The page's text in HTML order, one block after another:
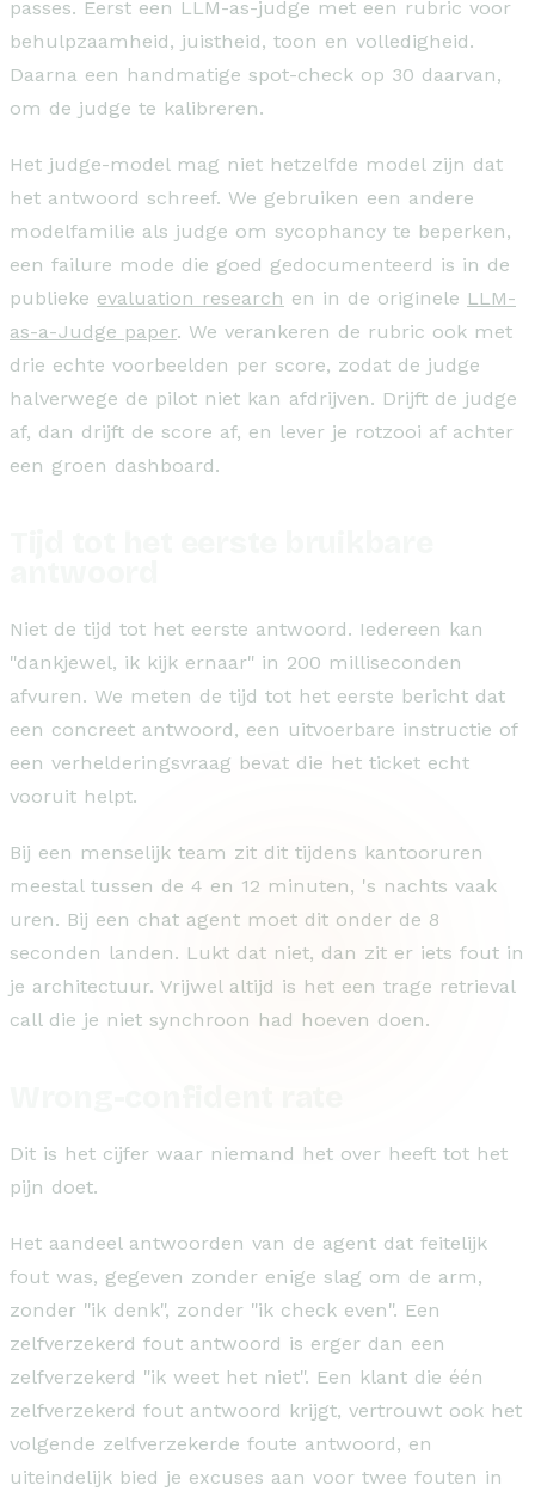
passes. Eerst een LLM-as-judge met een rubric voor
behulpzaamheid, juistheid, toon en volledigheid.
Daarna een handmatige spot-check op 30 daarvan,
om de judge te kalibreren.
Het judge-model mag niet hetzelfde model zijn dat
het antwoord schreef. We gebruiken een andere
modelfamilie als judge om sycophancy te beperken,
een failure mode die goed gedocumenteerd is in de
publieke evaluation research en in de originele LLM-
as-a-Judge paper. We verankeren de rubric ook met
drie echte voorbeelden per score, zodat de judge
halverwege de pilot niet kan afdrijven. Drijft de judge
af, dan drijft de score af, en lever je rotzooi af achter
een groen dashboard.
Niet de tijd tot het eerste antwoord. Iedereen kan
"dankjewel, ik kijk ernaar" in 200 milliseconden
afvuren. We meten de tijd tot het eerste bericht dat
een concreet antwoord, een uitvoerbare instructie of
een verhelderingsvraag bevat die het ticket echt
vooruit helpt.
Bij een menselijk team zit dit tijdens kantooruren
meestal tussen de 4 en 12 minuten, 's nachts vaak
uren. Bij een chat agent moet dit onder de 8
seconden landen. Lukt dat niet, dan zit er iets fout in
je architectuur. Vrijwel altijd is het een trage retrieval
call die je niet synchroon had hoeven doen.
Dit is het cijfer waar niemand het over heeft tot het
pijn doet.
Het aandeel antwoorden van de agent dat feitelijk
fout was, gegeven zonder enige slag om de arm,
zonder "ik denk", zonder "ik check even". Een
zelfverzekerd fout antwoord is erger dan een
zelfverzekerd "ik weet het niet". Een klant die één
zelfverzekerd fout antwoord krijgt, vertrouwt ook het
volgende zelfverzekerde foute antwoord, en
uiteindelijk bied je excuses aan voor twee fouten in